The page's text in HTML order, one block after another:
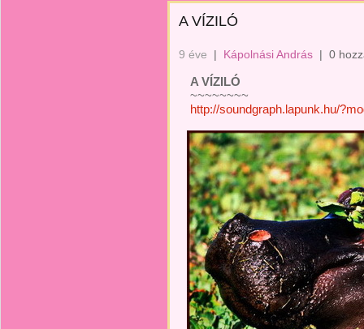
A VÍZILÓ
9 éve | Kápolnási András | 0
A VÍZILÓ
~~~~~~~~
http://soundgraph.lapunk.hu/